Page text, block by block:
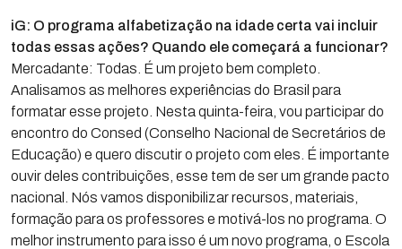
iG: O programa alfabetização na idade certa vai incluir
todas essas ações? Quando ele começará a funcionar?
Mercadante: Todas. É um projeto bem completo.
Analisamos as melhores experiências do Brasil para
formatar esse projeto. Nesta quinta-feira, vou participar do
encontro do Consed (Conselho Nacional de Secretários de
Educação) e quero discutir o projeto com eles. É importante
ouvir deles contribuições, esse tem de ser um grande pacto
nacional. Nós vamos disponibilizar recursos, materiais,
formação para os professores e motivá-los no programa. O
melhor instrumento para isso é um novo programa, o Escola